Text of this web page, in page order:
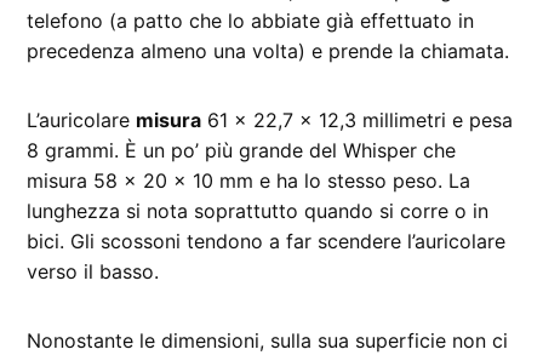
telefono (a patto che lo abbiate già effettuato in
precedenza almeno una volta) e prende la chiamata.
L’auricolare misura 61 x 22,7 x 12,3 millimetri e pesa
8 grammi. È un po’ più grande del Whisper che
misura 58 x 20 x 10 mm e ha lo stesso peso. La
lunghezza si nota soprattutto quando si corre o in
bici. Gli scossoni tendono a far scendere l’auricolare
verso il basso.
Nonostante le dimensioni, sulla sua superficie non ci